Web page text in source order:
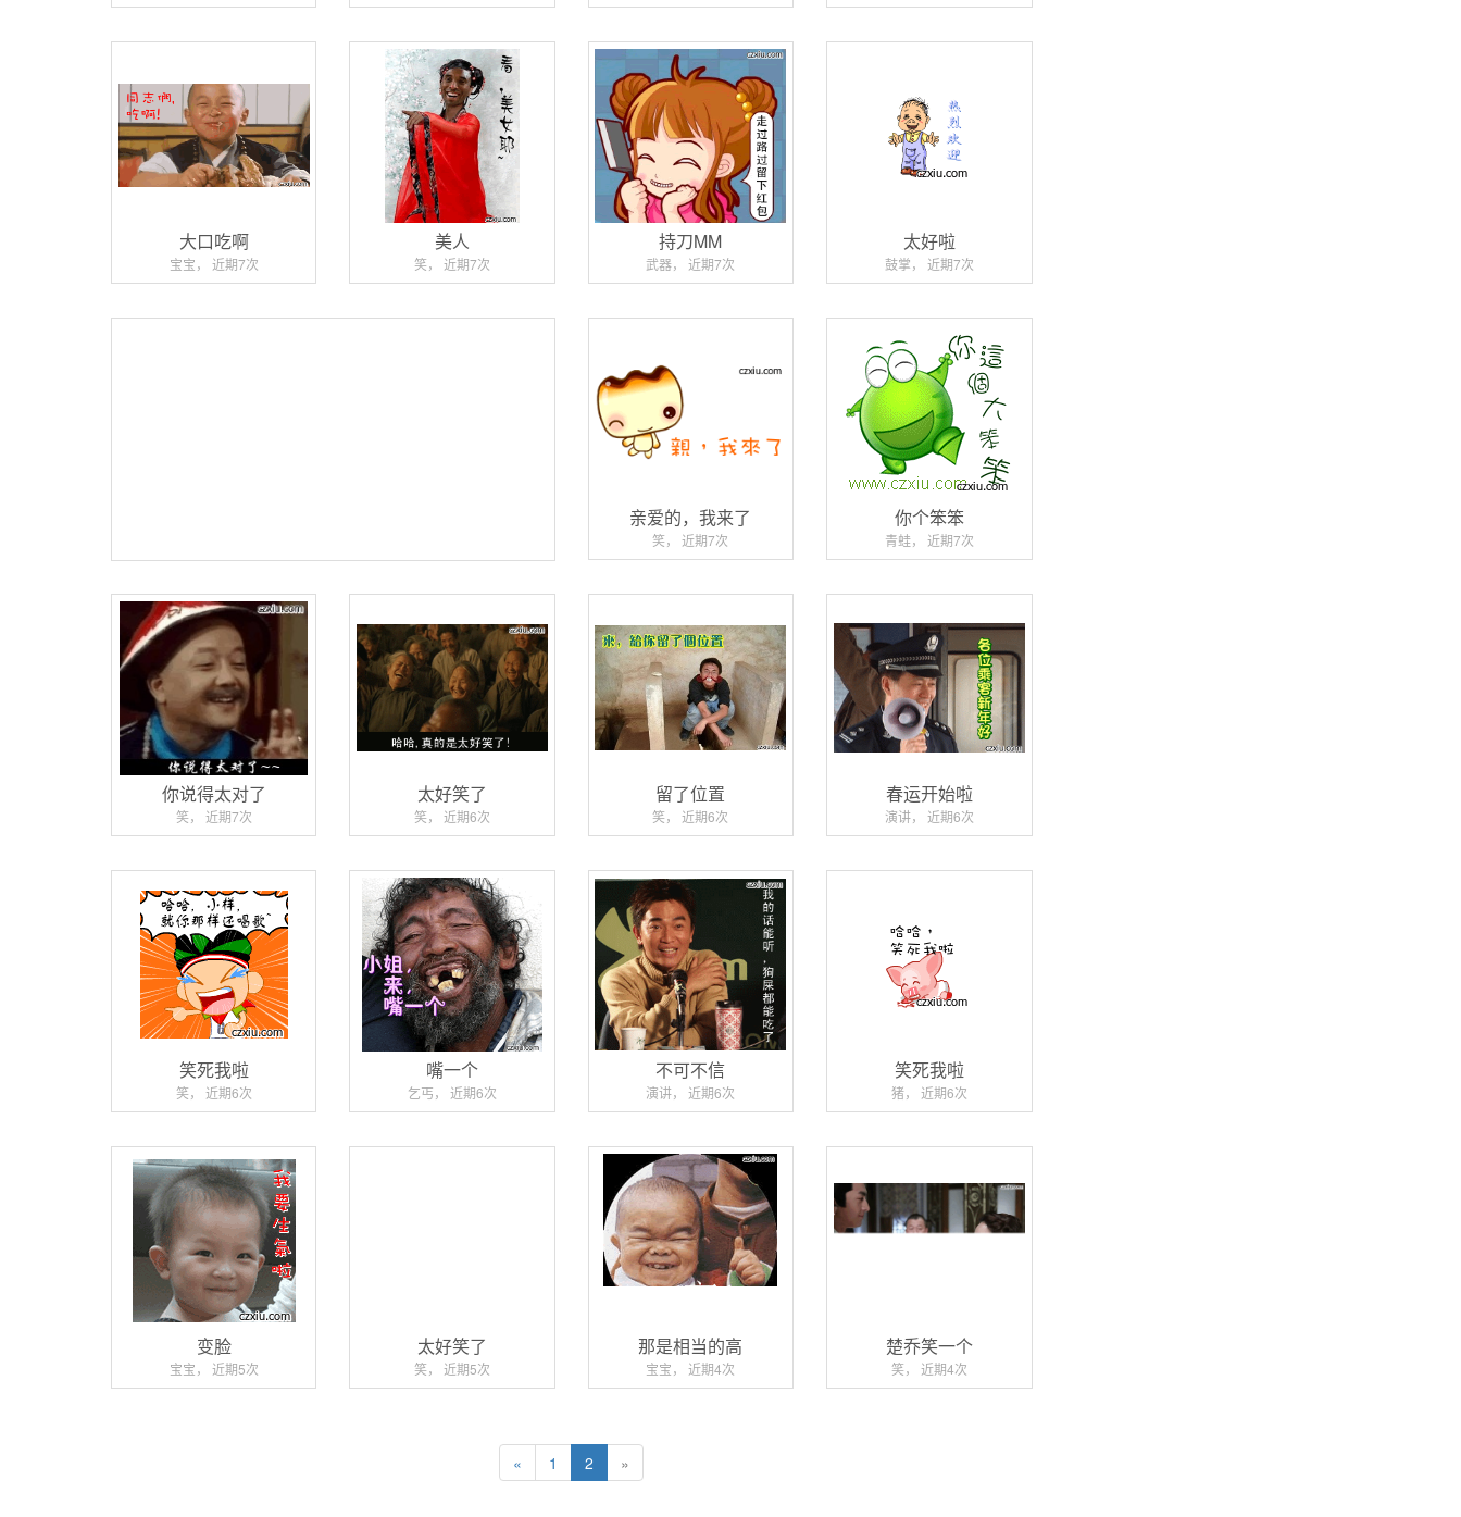
大口吃啊
宝宝， 近期7次
美人
笑， 近期7次
持刀MM
武器， 近期7次
太好啦
鼓掌， 近期7次
亲爱的，我来了
笑， 近期7次
你个笨笨
青蛙， 近期7次
你说得太对了
笑， 近期7次
太好笑了
笑， 近期6次
留了位置
笑， 近期6次
春运开始啦
演讲， 近期6次
笑死我啦
笑， 近期6次
嘴一个
乞丐， 近期6次
不可不信
演讲， 近期6次
笑死我啦
猪， 近期6次
变脸
宝宝， 近期5次
太好笑了
笑， 近期5次
那是相当的高
宝宝， 近期4次
楚乔笑一个
笑， 近期4次
« 1 2 »